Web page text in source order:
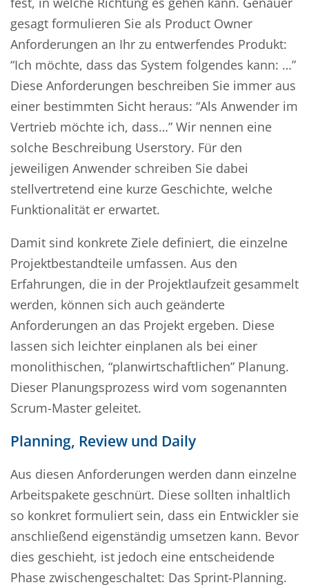
gesagt formulieren Sie als Product Owner
Anforderungen an Ihr zu entwerfendes Produkt:
“Ich möchte, dass das System folgendes kann: …”
Diese Anforderungen beschreiben Sie immer aus
einer bestimmten Sicht heraus: “Als Anwender im
Vertrieb möchte ich, dass…” Wir nennen eine
solche Beschreibung Userstory. Für den
jeweiligen Anwender schreiben Sie dabei
stellvertretend eine kurze Geschichte, welche
Funktionalität er erwartet.
Damit sind konkrete Ziele definiert, die einzelne
Projektbestandteile umfassen. Aus den
Erfahrungen, die in der Projektlaufzeit gesammelt
werden, können sich auch geänderte
Anforderungen an das Projekt ergeben. Diese
lassen sich leichter einplanen als bei einer
monolithischen, “planwirtschaftlichen” Planung.
Dieser Planungsprozess wird vom sogenannten
Scrum-Master geleitet.
Planning, Review und Daily
Aus diesen Anforderungen werden dann einzelne
Arbeitspakete geschnürt. Diese sollten inhaltlich
so konkret formuliert sein, dass ein Entwickler sie
anschließend eigenständig umsetzen kann. Bevor
dies geschieht, ist jedoch eine entscheidende
Phase zwischengeschaltet: Das Sprint-Planning.